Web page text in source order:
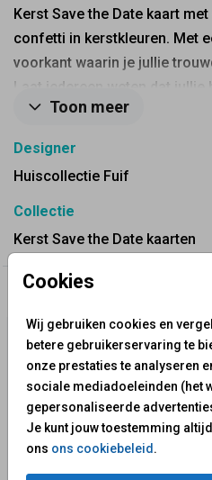
Cookies
Wij gebruiken cookies en
betere gebruikerservaring te
onze prestaties te analyseren
sociale mediadoeleinden (het
gepersonaliseerde
Je kunt jouw toestemming
ons ons cookiebeleid.
Kerst Save the Date kaart
confetti in kerstkleuren. Met
voorkant waarin je jullie
Laat iedereen weten dat jullie
Gaaf met een gouden envelop.
Toon meer
Designer
Huiscollectie Fuif
Collectie
Kerst Save the Date kaarten